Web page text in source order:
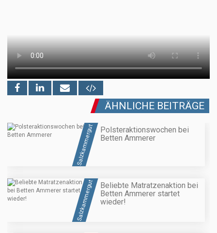
ÄHNLICHE BEITRÄGE
Salzkammergut
Polsteraktionswochen bei
Betten Ammerer
Salzkammergut
Beliebte Matratzenaktion bei
Betten Ammerer startet
wieder!